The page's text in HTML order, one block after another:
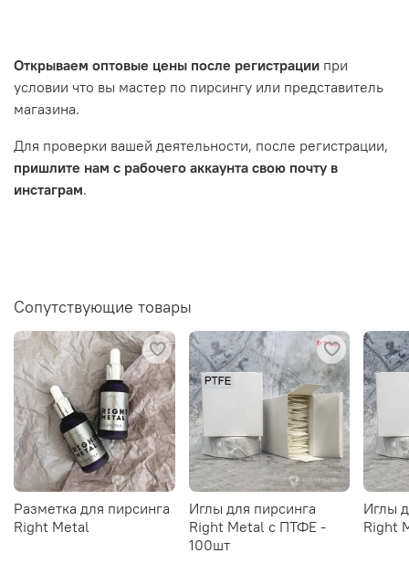
Открываем оптовые цены после регистрации при
условии что вы мастер по пирсингу или представитель
магазина.
Для проверки вашей деятельности, после регистрации,
пришлите нам с рабочего аккаунта свою почту в
инстаграм.
Сопутствующие товары
Разметка для пирсинга
Right Metal
Иглы для пирсинга
Right Metal c ПТФЕ -
100шт
Иглы
Right